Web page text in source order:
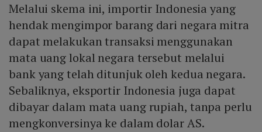
Melalui skema ini, importir Indonesia yang
hendak mengimpor barang dari negara mitra
dapat melakukan transaksi menggunakan
mata uang lokal negara tersebut melalui
bank yang telah ditunjuk oleh kedua negara.
Sebaliknya, eksportir Indonesia juga dapat
dibayar dalam mata uang rupiah, tanpa perlu
mengkonversinya ke dalam dolar AS.